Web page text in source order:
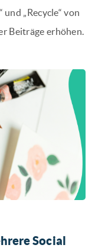
„Recycle“ von
Beiträge erhöhen.
Social